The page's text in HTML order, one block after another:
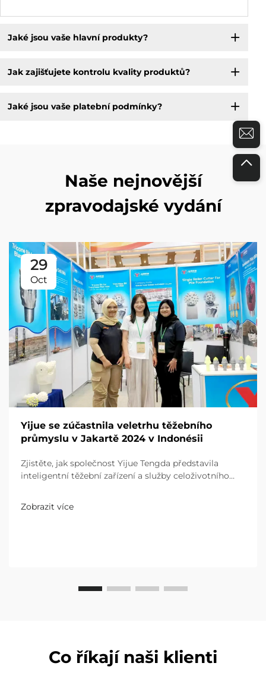
Jaké jsou vaše hlavní produkty?
Jak zajišťujete kontrolu kvality produktů?
Jaké jsou vaše platební podmínky?
Naše nejnovější
zpravodajské vydání
29
Oct
Yijue se zúčastnila veletrhu těžebního
průmyslu v Jakartě 2024 v Indonésii
Zjistěte, jak společnost Yijue Tengda představila
inteligentní těžební zařízení a služby celoživotního
klimatické podmínky Indonésie a efektivitu provozu
malých dolů. Zjistěte více už teď.
Zobrazit více
Co říkají naši klienti